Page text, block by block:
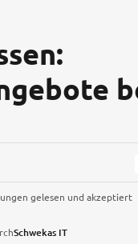
gelesen und akzeptiert
Schwekas IT